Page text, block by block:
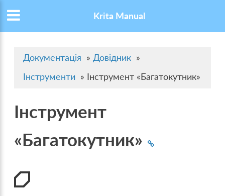
Krita Manual
Документація » Довідник »
Інструменти » Інструмент «Багатокутник»
Інструмент
«Багатокутник»